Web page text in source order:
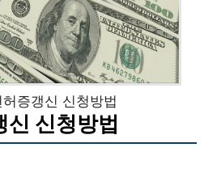
허증갱신 신청방법
신 신청방법